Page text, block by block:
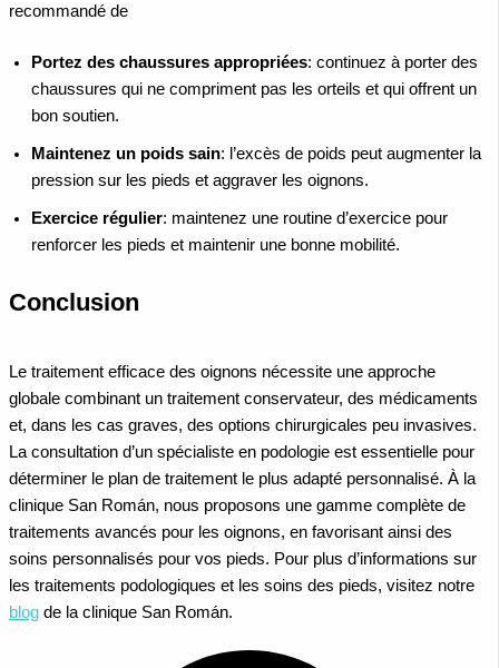
recommandé de
Portez des chaussures appropriées: continuez à porter des
chaussures qui ne compriment pas les orteils et qui offrent un
bon soutien.
Maintenez un poids sain: l’excès de poids peut augmenter la
pression sur les pieds et aggraver les oignons.
Exercice régulier: maintenez une routine d’exercice pour
renforcer les pieds et maintenir une bonne mobilité.
Conclusion
Le traitement efficace des oignons nécessite une approche
globale combinant un traitement conservateur, des médicaments
et, dans les cas graves, des options chirurgicales peu invasives.
La consultation d’un spécialiste en podologie est essentielle pour
déterminer le plan de traitement le plus adapté personnalisé. À la
clinique San Román, nous proposons une gamme complète de
traitements avancés pour les oignons, en favorisant ainsi des
soins personnalisés pour vos pieds. Pour plus d’informations sur
les traitements podologiques et les soins des pieds, visitez notre
blog de la clinique San Román.